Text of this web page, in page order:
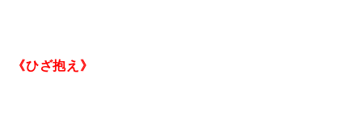
《ひざ抱え》